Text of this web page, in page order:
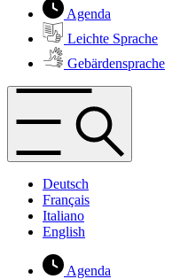
Agenda
Leichte Sprache
Gebärdensprache
Deutsch
Français
Italiano
English
Agenda